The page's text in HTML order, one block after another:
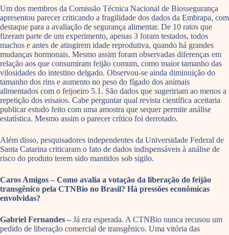
Um dos membros da Comissão Técnica Nacional de Biossegurança
apresentou parecer criticando a fragilidade dos dados da Embrapa, com
destaque para a avaliação de segurança alimentar. De 10 ratos que
fizeram parte de um experimento, apenas 3 foram testados, todos
machos e antes de atingirem idade reprodutiva, quando há grandes
mudanças hormonais. Mesmo assim foram observadas diferenças em
relação aos que consumiram feijão comum, como maior tamanho das
vilosidades do intestino delgado. Observou-se ainda diminuição do
tamanho dos rins e aumento no peso do fígado dos animais
alimentados com o feijoeiro 5.1. São dados que sugeririam ao menos a
repetição dos ensaios. Cabe perguntar qual revista científica aceitaria
publicar estudo feito com uma amostra que sequer permite análise
estatística. Mesmo assim o parecer crítico foi derrotado.
Além disso, pesquisadores independentes da Universidade Federal de
Santa Catarina criticaram o fato de dados indispensáveis à análise de
risco do produto terem sido mantidos sob sigilo.
Caros Amigos – Como avalia a votação da liberação do feijão
transgênico pela CTNBio no Brasil? Há pressões econômicas
envolvidas?
Gabriel Fernandes – Já era esperada. A CTNBio nunca recusou um
pedido de liberação comercial de transgênico. Uma vitória das